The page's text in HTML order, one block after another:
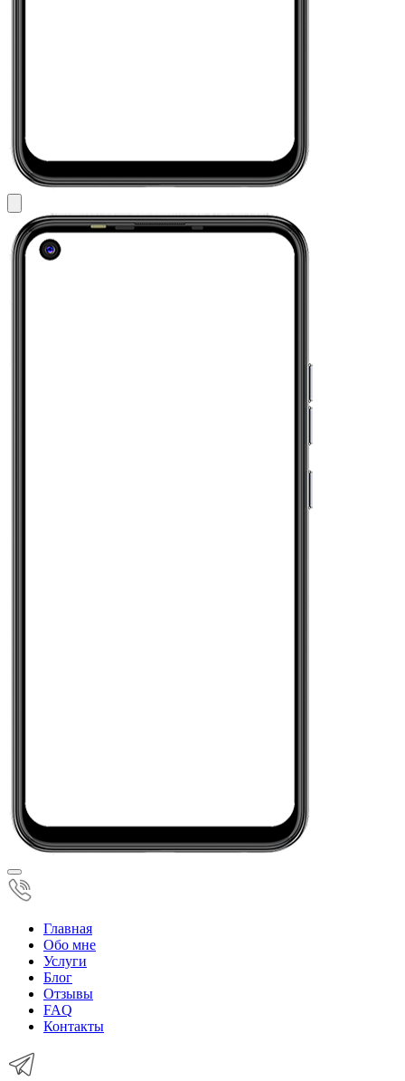
Главная
Обо мне
Услуги
Блог
Отзывы
FAQ
Контакты